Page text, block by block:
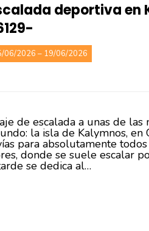
deportiva en
06/2026 – 19/06/2026
de escalada a unas de
la isla de Kalymnos,
para absolutamente
donde se suele escalar
se dedica al…